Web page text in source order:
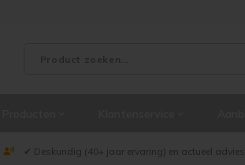
✔ Deskundig (40+ jaar ervaring) en actueel advies